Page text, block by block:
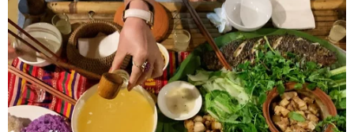
Hàn Quốc ban hành cảnh báo nắng
nóng cao nhất tại thủ đô Seoul
04/08/2026 12:37
Trung Quốc duy trì cảnh báo mưa